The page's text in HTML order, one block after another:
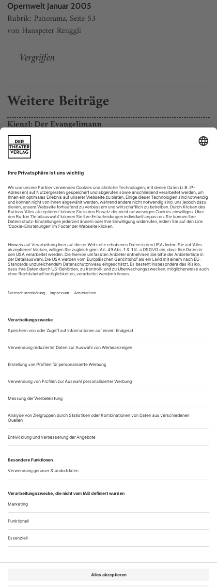
Opernwelt Januar 2005
Rubrik: Panorama, Seite 53
von Hanspeter Renggli
Vergriffen
Weitere Beiträge
Kienzl: Der Evangelimann
Chemnitz
Heutzutage ist Wilhelm Kienzls einst erfolgreicher
um den kinderchorverstärkten Hit «Selig sind, die Verfolgung
leiden» durchaus musikalische Qualitäten. Von dialogischer
Klangrede über das atmosphärische Streicherweben bis hin zu
den singspielhaften, gar operettigen Anklängen der Kegelszene
werden die...
Tod und Verklärung
Verdis «La traviata» im wieder aufgebauten Teatro La Fenice von
Venedig
Eine weise Entscheidung, als ers­te Oper im wieder
am selben Ort herausbrachte, verlangte er gemäß der litera­
rischen Vorlage von Dumas, dass die Handlung die
Gegenwart abbilden und die bigotte Standesgesellschaft seiner
Zeit bloßstellen solle....
Petersburger Belcanto
Fundstücke aus der «Goldenen Ära» des Mariinsky-Theaters
Unser Bild von russischen Sängern ist vor allem von
Schaljapin geprägt sowie von den rauen Kraftkehlen aller
Stimmlagen, die – seit der Wende verstärkt – die westeuropä­
ischen Bühnen erobern. Dass vor allem Petersburg bis zur
Revolution eine Hochburg des Belcanto war, in der sich die
italienischen Stars die Klinke in die Hand gaben und die
einheimischen Künstler im...
Über uns Kontakt Kritikerumfrage Newsletter